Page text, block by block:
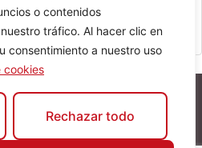
o contenidos
tráfico. Al hacer clic en
consentimiento a nuestro uso
cookies
Rechazar todo